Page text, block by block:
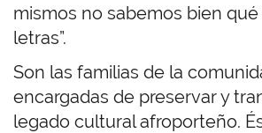
mismos no sabemos bien
letras”.
Son las familias de la
encargadas de preservar y
legado cultural afroporteño.